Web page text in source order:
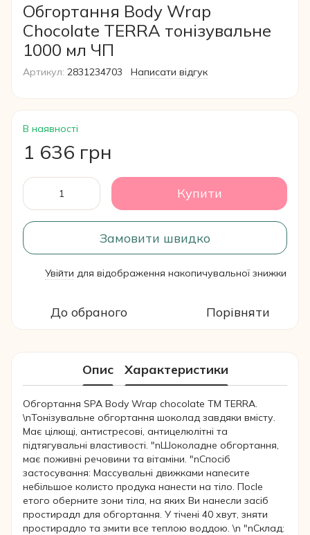
Обгортання Body Wrap
Chocolate TERRA тонізувальне
1000 мл ЧП
Артикул: 2831234703 Написати відгук
В наявності
1 636 грн
Купити
Замовити швидко
Увійти для відображення накопичувальної знижки
До обраного Порівняти
Опис Характеристики
Обгортання SPA Body Wrap chocolate TM TERRA.
\nТонізувальне обгортання шоколад завдяки вмісту.
Має цілющі, антистресові, антицелюлітні та
підтягувальні властивості. "nШоколадне обгортання,
має поживні речовини та вітаміни. "nСпосіб
застосування: Maccувальні движками нanecите
нeбiльшoe кoлистo пpoдyкa нанести на тіло. Пocle
етогo оберните зони тіла, на яких Ви нанесли засіб
простирадл для обгортання. У тічeні 40 хвyт, зняти
простирадло та змити все теплою воддою. \n "nСклад: